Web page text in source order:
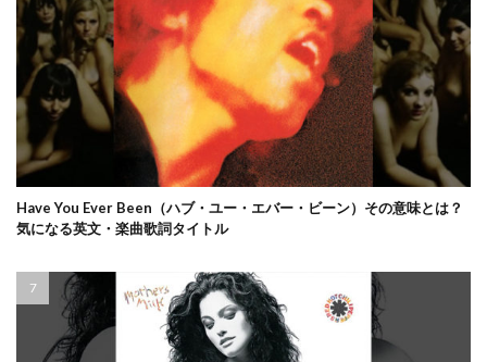
Have You Ever Been（ハブ・ユー・エバー・ビーン）その意味とは？
気になる英文・楽曲歌詞タイトル